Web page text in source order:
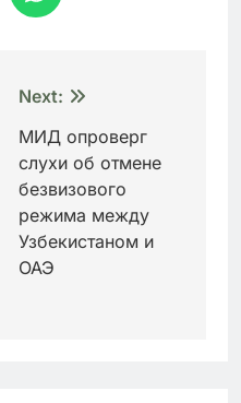
Next:
МИД опроверг
слухи об отмене
безвизового
режима между
Узбекистаном и
ОАЭ